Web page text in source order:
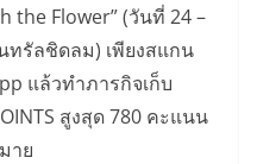
the Flower” (วันที่ 24 –
ทรัลชิดลม) เพียงสแกน
แล้วทำภารกิจเก็บ
สูงสุด 780 คะแนน
าย